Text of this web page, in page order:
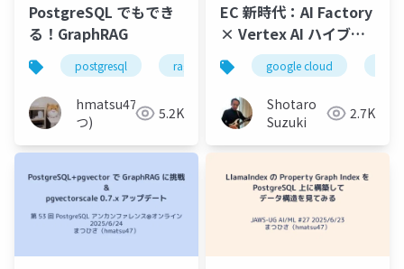
PostgreSQL でもでき
る！GraphRAG
postgresql rag graphrag pgvector
hmatsu47(ま
つ)
5.2K
EC 新時代：AI Factory
× Vertex AI ハイブリ
ッド連携術 - 配布用(当
日実施版)
google cloud
Shotaro
Suzuki
2.7K